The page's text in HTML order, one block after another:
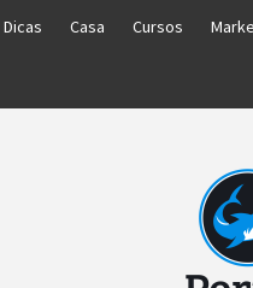
Dicas Casa Cursos